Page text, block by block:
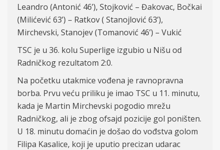
Leandro (Antonić 46’), Stojković – Đakovac, Bočkai
(Milićević 63’) – Ratkov ( Stanojlović 63’),
Mirchevski, Stanojev (Tomanović 46’) – Vukić
TSC je u 36. kolu Superlige izgubio u Nišu od
Radničkog rezultatom 2:0.
Na početku utakmice vođena je ravnopravna
borba. Prvu veću priliku je imao TSC u 11. minutu,
kada je Martin Mirchevski pogodio mrežu
Radničkog, ali je zbog ofsajd pozicije gol poništen.
U 18. minutu domaćin je došao do vođstva golom
Filipa Kasalice, koji je uputio precizan udarac